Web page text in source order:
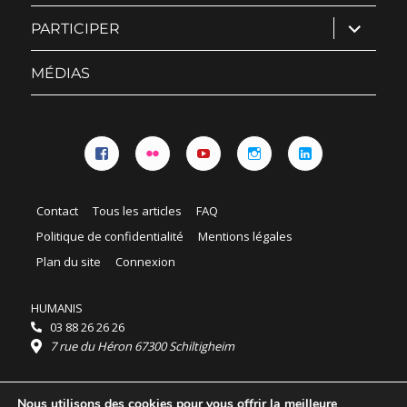
PARTICIPER ouvrir
le
sous-
MÉDIAS
Contact Tous les articles
FAQ
Politique de confidentialité
Mentions légales
Plan du site
Connexion
HUMANIS
03 88 26 26 26
7 rue du Héron 67300 Schiltigheim
Horaires :